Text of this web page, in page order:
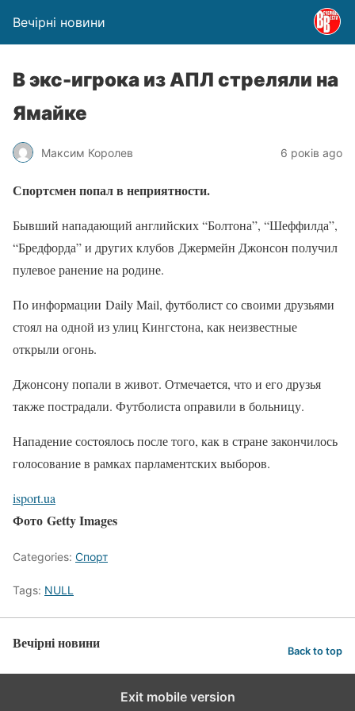
Вечірні новини
В экс-игрока из АПЛ стреляли на
Ямайке
Максим Королев 6 років ago
Спортсмен попал в неприятности.
Бывший нападающий английских “Болтона”, “Шеффилда”,
“Бредфорда” и других клубов Джермейн Джонсон получил
пулевое ранение на родине.
По информации Daily Mail, футболист со своими друзьями
стоял на одной из улиц Кингстона, как неизвестные
открыли огонь.
Джонсону попали в живот. Отмечается, что и его друзья
также пострадали. Футболиста оправили в больницу.
Нападение состоялось после того, как в стране закончилось
голосование в рамках парламентских выборов.
isport.ua
Фото Getty Images
Categories: Спорт
Tags: NULL
Вечірні новини Back to top
Exit mobile version